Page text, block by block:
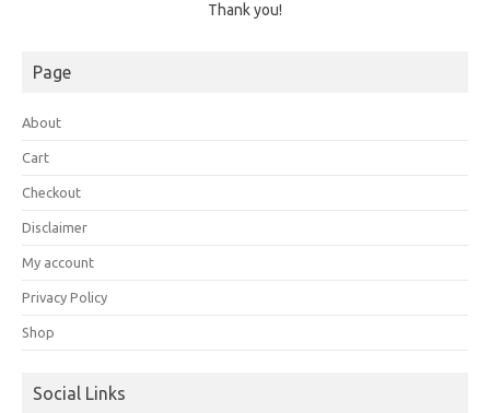
Thank you!
Page
About
Cart
Checkout
Disclaimer
My account
Privacy Policy
Shop
Social Links